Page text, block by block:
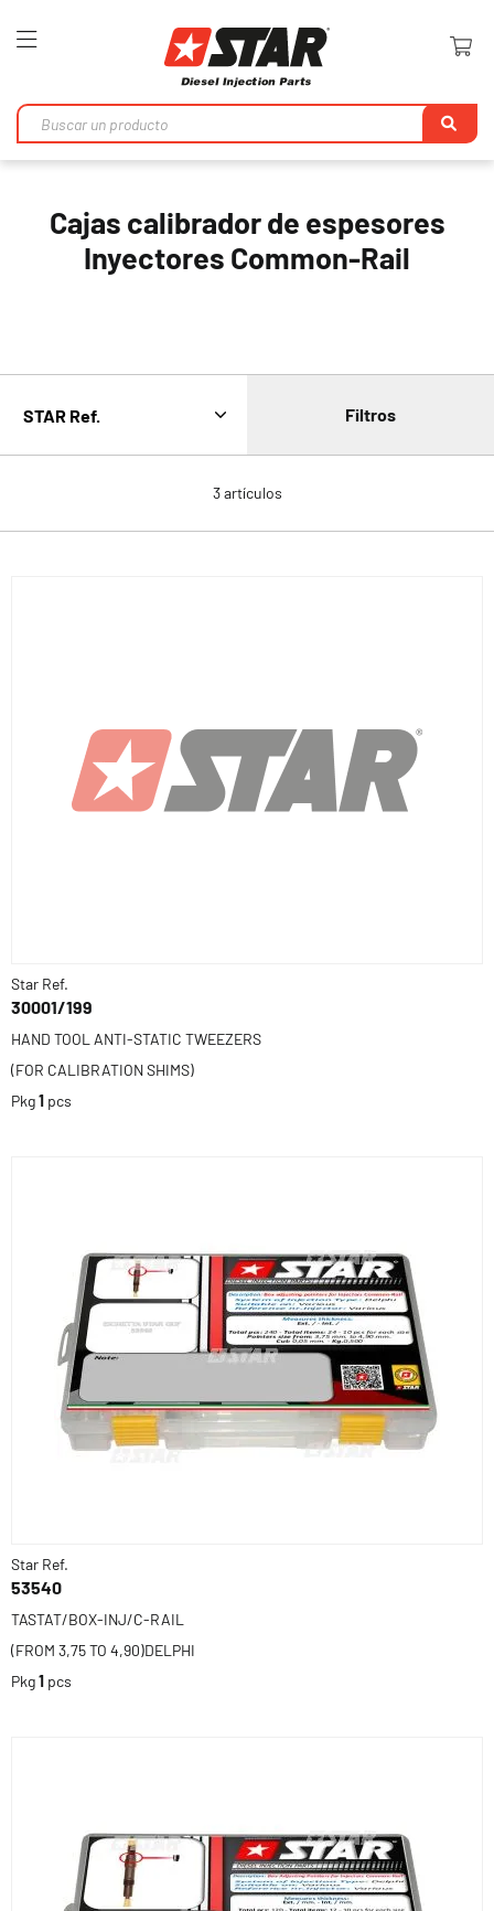
Toggle
en
Cajas calibrador de espesores
Inyectores Common-Rail
3artículos
Filtros
Star Ref.
30001/199
HAND TOOL ANTI-STATIC TWEEZERS
(FOR CALIBRATION SHIMS)
Pkg1 pcs
Star Ref.
53540
TASTAT/BOX-INJ/C-RAIL
(FROM 3,75 TO 4,90)DELPHI
Pkg1 pcs